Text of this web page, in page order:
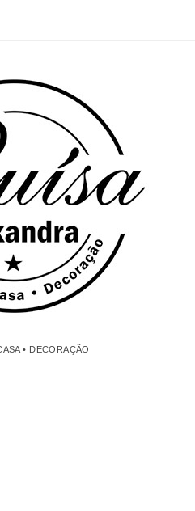
• DECORAÇÃO